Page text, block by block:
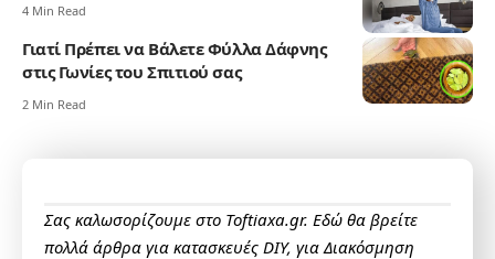
4 Min Read
Γιατί Πρέπει να Βάλετε Φύλλα Δάφνης
στις Γωνίες του Σπιτιού σας
2 Min Read
Σας καλωσορίζουμε στο Toftiaxa.gr. Εδώ θα βρείτε
πολλά άρθρα για κατασκευές DIY, για Διακόσμηση